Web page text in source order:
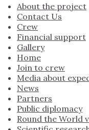
About the project
Contact Us
Crew
Financial support
Gallery
Home
Join to crew
Media about
News
Partners
Public diplomacy
Round the World